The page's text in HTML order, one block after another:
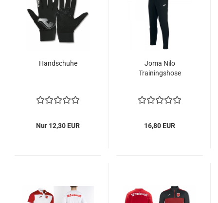
Handschuhe
Nur 12,30 EUR
Joma Nilo
Trainingshose
16,80 EUR